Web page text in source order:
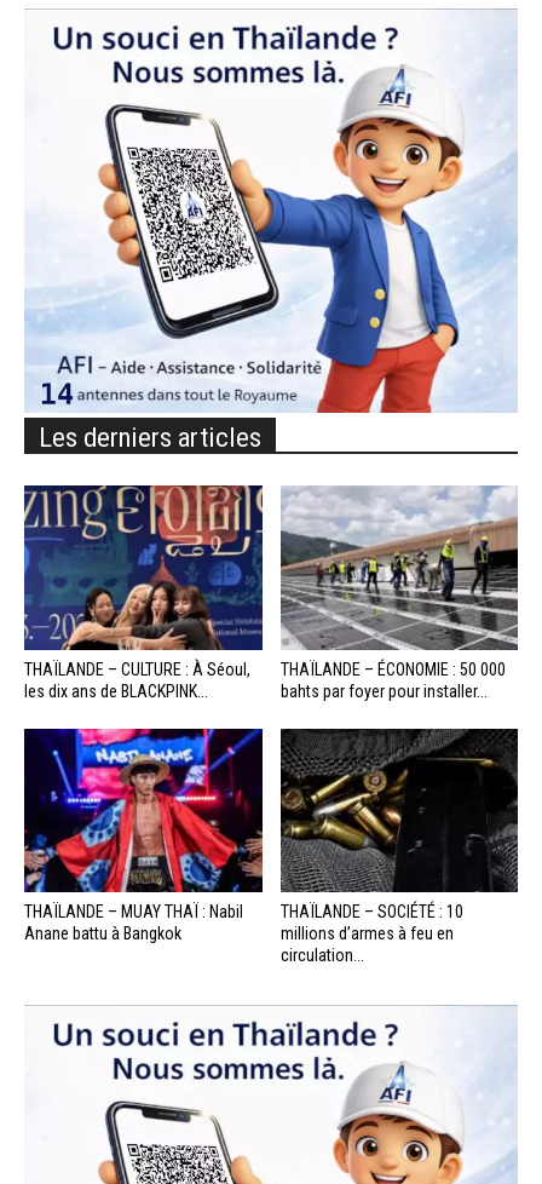
Les derniers articles
THAÏLANDE – CULTURE : À Séoul,
les dix ans de BLACKPINK...
THAÏLANDE – ÉCONOMIE : 50 000
bahts par foyer pour installer...
THAÏLANDE – MUAY THAÏ : Nabil
Anane battu à Bangkok
THAÏLANDE – SOCIÉTÉ : 10
millions d’armes à feu en
circulation...